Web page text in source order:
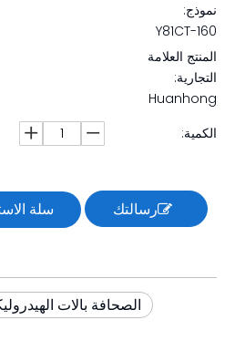
نموذج:
Y81CT-160
المنتج العلامة
التجارية:
Huanhong
الكمية:
رسالتك سلة
الصحافة بالات